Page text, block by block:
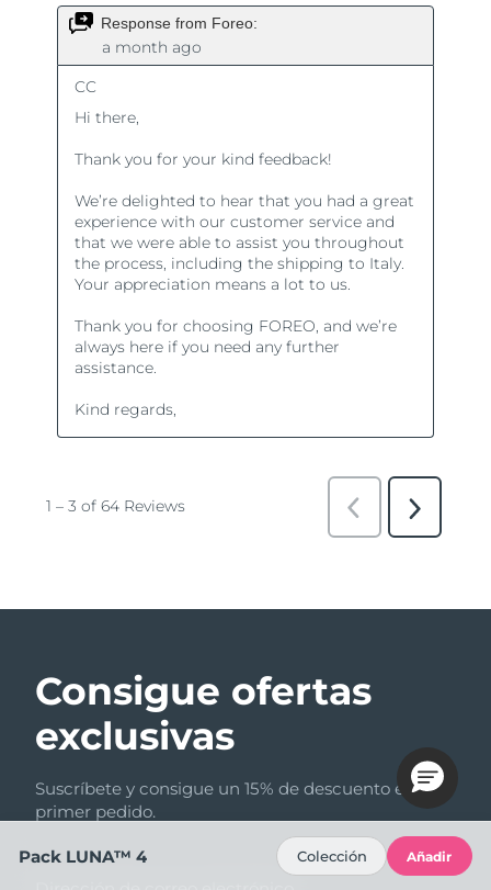
Consigue ofertas
exclusivas
Suscríbete y consigue un 15% de descuento en tu
primer pedido.
Pack LUNA™ 4 Colección Añadir